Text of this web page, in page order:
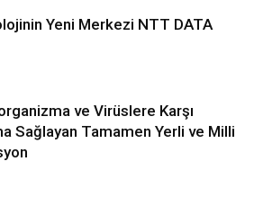
Yeni Merkezi NTT DATA
ve Virüslere Karşı
Sağlayan Tamamen Yerli ve Milli